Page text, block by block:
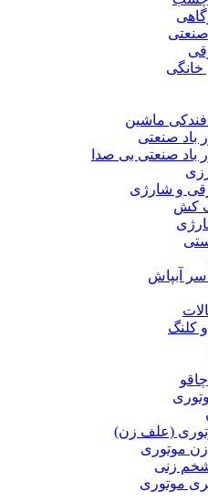
فندکی ماشین
باد صنعتی
باد صنعتی بی صدا
برقی و شارژی
کش
سر آبپاش
و کلنگ
(علف زن)
موتوری
زنی
موتوری